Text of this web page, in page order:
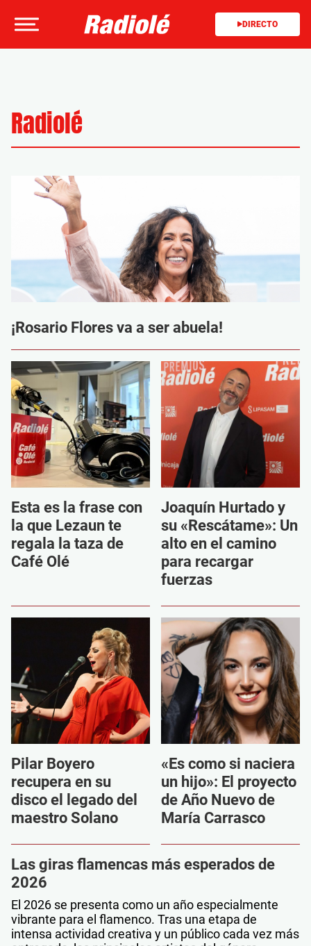
DIRECTO
Radiolé
¡Rosario Flores va a ser abuela!
Esta es la frase con
la que Lezaun te
regala la taza de
Café Olé
Joaquín Hurtado y
su «Rescátame»: Un
alto en el camino
para recargar
fuerzas
Pilar Boyero
recupera en su
disco el legado del
maestro Solano
«Es como si naciera
un hijo»: El proyecto
de Año Nuevo de
María Carrasco
Las giras flamencas más esperados de
2026
El 2026 se presenta como un año especialmente
vibrante para el flamenco. Tras una etapa de
intensa actividad creativa y un público cada vez más